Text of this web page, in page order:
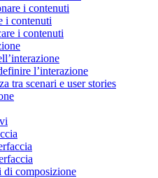
i contenuti
i contenuti
i contenuti
l’interazione
tra scenari e user stories
di composizione